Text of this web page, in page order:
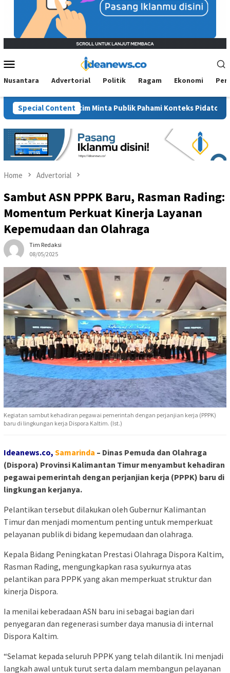
Menu
Nusantara Advertorial Politik Ragam Ekonomi
Special Content
PAN Kaltim Minta Publik Pahami Konteks Pidato Secara Utuh
Home Advertorial
Sambut ASN PPPK Baru, Rasman Rading:
Momentum Perkuat Kinerja Layanan
Kepemudaan dan Olahraga
Tim Redaksi
08/05/2025
Kegiatan sambut kehadiran pegawai pemerintah dengan perjanjian kerja (PPPK)
baru di lingkungan kerja Dispora Kaltim. (Ist.)
Ideanews.co, Samarinda – Dinas Pemuda dan Olahraga
(Dispora) Provinsi Kalimantan Timur menyambut kehadiran
pegawai pemerintah dengan perjanjian kerja (PPPK) baru di
lingkungan kerjanya.
Pelantikan tersebut dilakukan oleh Gubernur Kalimantan
Timur dan menjadi momentum penting untuk memperkuat
pelayanan publik di bidang kepemudaan dan olahraga.
Kepala Bidang Peningkatan Prestasi Olahraga Dispora Kaltim,
Rasman Rading, mengungkapkan rasa syukurnya atas
pelantikan para PPPK yang akan memperkuat struktur dan
kinerja Dispora.
Ia menilai keberadaan ASN baru ini sebagai bagian dari
penyegaran dan regenerasi sumber daya manusia di internal
Dispora Kaltim.
“Selamat kepada seluruh PPPK yang telah dilantik. Ini menjadi
langkah awal untuk turut serta dalam membangun pelayanan